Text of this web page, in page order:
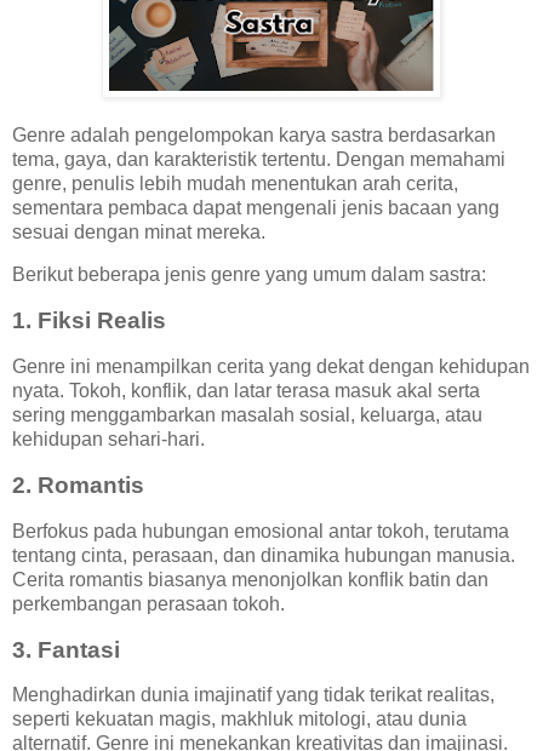
Genre adalah pengelompokan karya sastra berdasarkan
tema, gaya, dan karakteristik tertentu. Dengan memahami
genre, penulis lebih mudah menentukan arah cerita,
sementara pembaca dapat mengenali jenis bacaan yang
sesuai dengan minat mereka.
Berikut beberapa jenis genre yang umum dalam sastra:
1. Fiksi Realis
Genre ini menampilkan cerita yang dekat dengan kehidupan
nyata. Tokoh, konflik, dan latar terasa masuk akal serta
sering menggambarkan masalah sosial, keluarga, atau
kehidupan sehari-hari.
2. Romantis
Berfokus pada hubungan emosional antar tokoh, terutama
tentang cinta, perasaan, dan dinamika hubungan manusia.
Cerita romantis biasanya menonjolkan konflik batin dan
perkembangan perasaan tokoh.
3. Fantasi
Menghadirkan dunia imajinatif yang tidak terikat realitas,
seperti kekuatan magis, makhluk mitologi, atau dunia
alternatif. Genre ini menekankan kreativitas dan imajinasi.